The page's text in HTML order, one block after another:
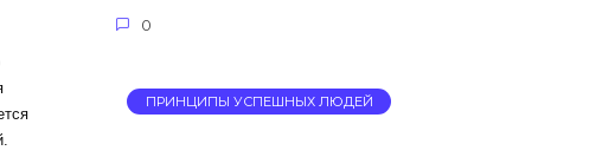
0
ПРИНЦИПЫ УСПЕШНЫХ ЛЮДЕЙ